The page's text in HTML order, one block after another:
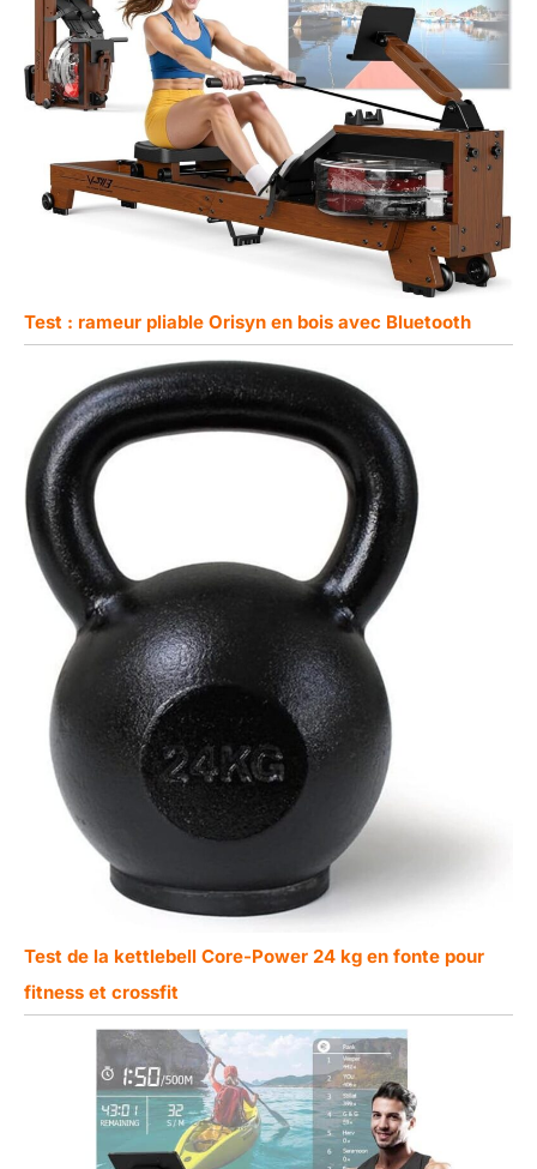
Test : rameur pliable Orisyn en bois avec Bluetooth
Test de la kettlebell Core-Power 24 kg en fonte pour
fitness et crossfit